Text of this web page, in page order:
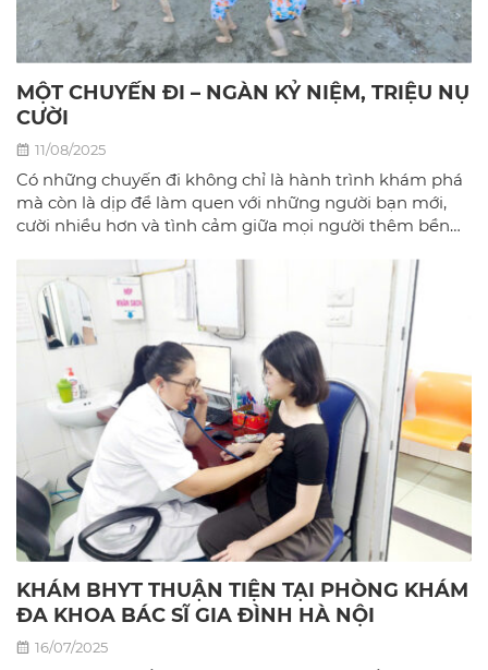
MỘT CHUYẾN ĐI – NGÀN KỶ NIỆM, TRIỆU NỤ
CƯỜI
11/08/2025
Có những chuyến đi không chỉ là hành trình khám phá
mà còn là dịp để làm quen với những người bạn mới,
cười nhiều hơn và tình cảm giữa mọi người thêm bền
KHÁM BHYT THUẬN TIỆN TẠI PHÒNG KHÁM
ĐA KHOA BÁC SĨ GIA ĐÌNH HÀ NỘI
16/07/2025